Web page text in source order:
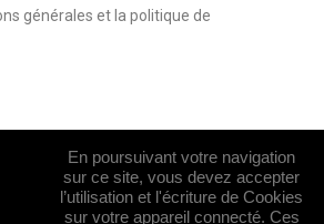
générales et la politique de
En poursuivant votre navigation
sur ce site, vous devez accepter
l’utilisation et l'écriture de Cookies
sur votre appareil connecté. Ces